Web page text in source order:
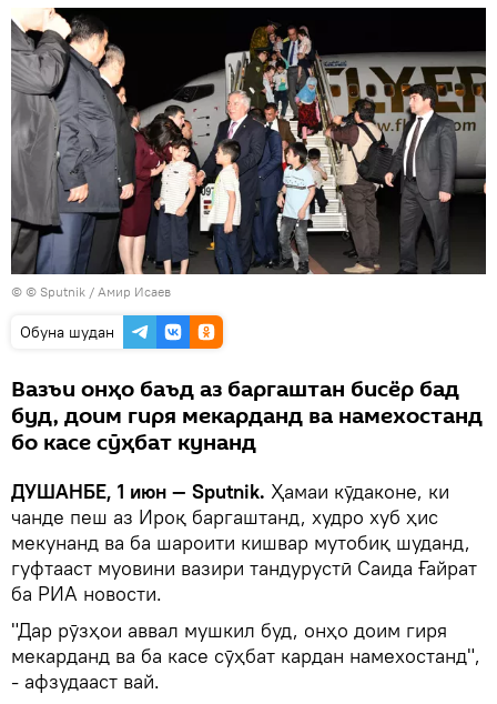
© © Sputnik / Амир Исаев
Обуна шудан
Вазъи онҳо баъд аз баргаштан бисёр бад
буд, доим гиря мекарданд ва намехостанд
бо касе сӯҳбат кунанд
ДУШАНБЕ, 1 июн — Sputnik. Ҳамаи кӯдаконе, ки
чанде пеш аз Ироқ баргаштанд, худро хуб ҳис
мекунанд ва ба шароити кишвар мутобиқ шуданд,
гуфтааст муовини вазири тандурустӣ Саида Ғайрат
ба РИА новости.
"Дар рӯзҳои аввал мушкил буд, онҳо доим гиря
мекарданд ва ба касе сӯҳбат кардан намехостанд",
- афзудааст вай.